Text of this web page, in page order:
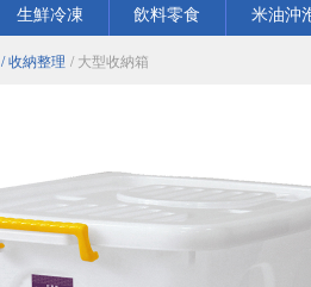
生鮮冷凍 飲料零食 米油沖
/ 收納整理 / 大型收納箱